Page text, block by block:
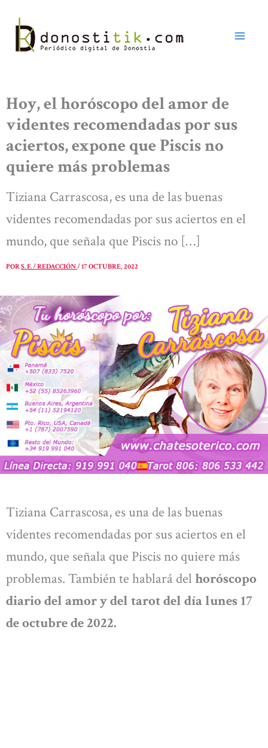
contenido
Hoy, el horóscopo del amor de
videntes recomendadas por sus
aciertos, expone que Piscis no
quiere más problemas
Tiziana Carrascosa, es una de las buenas
videntes recomendadas por sus aciertos en el
mundo, que señala que Piscis no […]
PORS. F. / REDACCIÓN/17 OCTUBRE, 2022
Tiziana Carrascosa, es una de las buenas
videntes recomendadas por sus aciertos en el
mundo, que señala que Piscis no quiere más
problemas. También te hablará del horóscopo
diario del amor y del tarot del día lunes 17
de octubre de 2022.